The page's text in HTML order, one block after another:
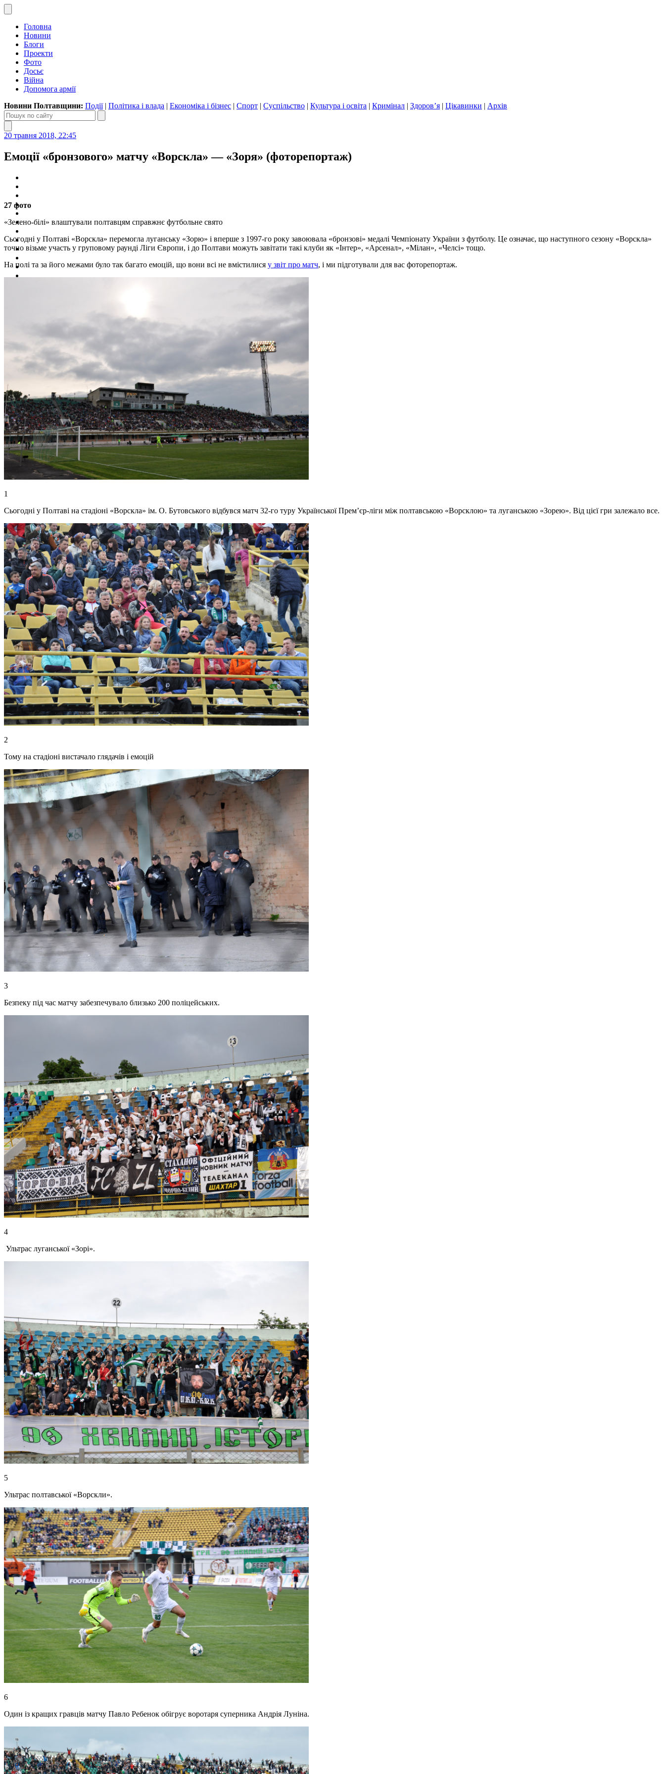
Головна
Новини
Блоги
Проекти
Фото
Досьє
Війна
Допомога армії
Новини Полтавщини: Події| Політика і влада | Економіка і бізнес | Спорт | Суспільство | Культура і освіта | Кримінал | Здоров’я | Цікавинки | Архів
20 травня 2018, 22:45
Емоції «бронзового» матчу «Ворскла» — «Зоря» (фоторепортаж)
27 фото
«Зелено-білі» влаштували полтавцям справжнє футбольне свято
Сьогодні у Полтаві «Ворскла» перемогла луганську «Зорю» і вперше з 1997-го року завоювала «бронзові» медалі Чемпіонату України з футболу. Це означає, що наступного сезону «Ворскла»
точно візьме участь у груповому раунді Ліги Європи, і до Полтави можуть завітати такі клуби як «Інтер», «Арсенал», «Мілан», «Челсі» тощо.
На полі та за його межами було так багато емоцій, що вони всі не вмістилися у звіт про матч, і ми підготували для вас фоторепортаж.
1
Сьогодні у Полтаві на стадіоні «Ворскла» ім. О. Бутовського відбувся матч 32-го туру Української Прем’єр-ліги між полтавською «Ворсклою» та луганською «Зорею». Від цієї гри залежало все.
2
Тому на стадіоні вистачало глядачів і емоцій
3
Безпеку під час матчу забезпечувало близько 200 поліцейських.
4
Ультрас луганської «Зорі».
5
Ультрас полтавської «Ворскли».
6
Один із кращих гравців матчу Павло Ребенок обігрує воротаря суперника Андрія Луніна.